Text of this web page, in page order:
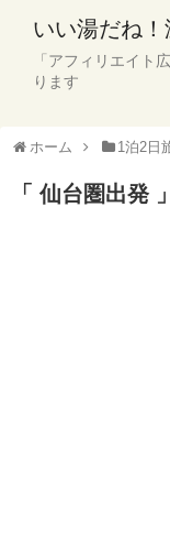
いい湯だね
「アフィリエイト
ります
ホーム 1泊2日
「 仙台圏出発